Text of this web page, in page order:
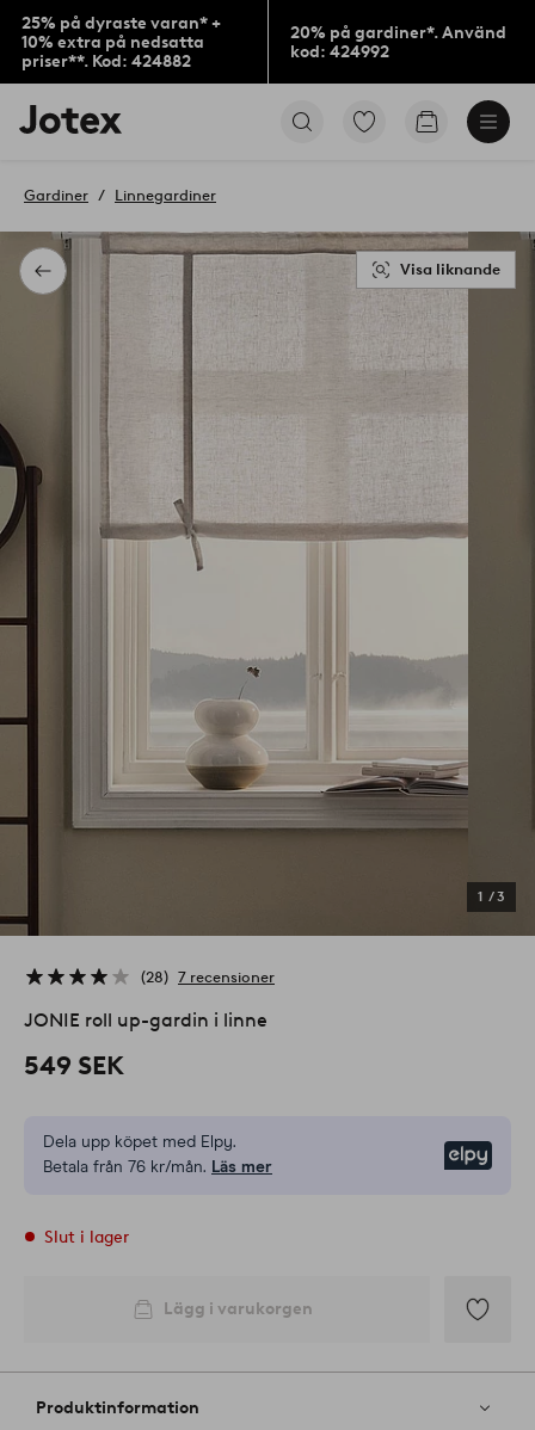
25% på dyraste varan* +
10% extra på nedsatta
priser**. Kod: 424882
20% på gardiner*. Använd
kod: 424992
Jotex
logotyp
till
Gå
Gå
Tillbaka
Gardiner Linnegardiner
1 /3
Visa liknande
28 7 recensioner
JONIE roll up-gardin i linne
549 SEK
Dela upp köpet med Elpy.
Betala från 76 kr/mån. Läs mer
Slut i lager
Lägg i varukorgen
till
favoriter
Produktinformation